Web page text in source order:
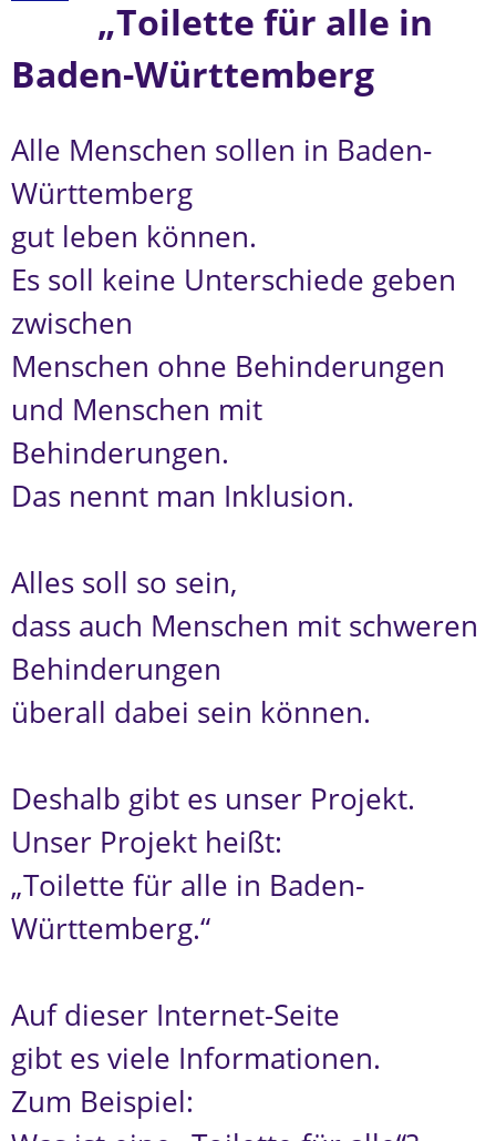
„Toilette für alle in
Baden-Württemberg
Alle Menschen sollen in Baden-
Württemberg
gut leben können.
Es soll keine Unterschiede geben
zwischen
Menschen ohne Behinderungen
und Menschen mit
Behinderungen.
Das nennt man Inklusion.
Alles soll so sein,
dass auch Menschen mit schweren
Behinderungen
überall dabei sein können.
Deshalb gibt es unser Projekt.
Unser Projekt heißt:
„Toilette für alle in Baden-
Württemberg.“
Auf dieser Internet-Seite
gibt es viele Informationen.
Zum Beispiel: